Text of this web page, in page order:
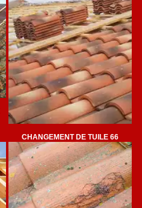
CHANGEMENT DE TUILE 66